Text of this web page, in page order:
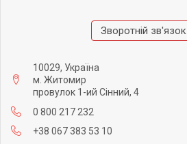
Зворотній зв'язок
10029, Україна
м. Житомир
провулок 1-ий Сінний, 4
0 800 217 232
+38 067 383 53 10